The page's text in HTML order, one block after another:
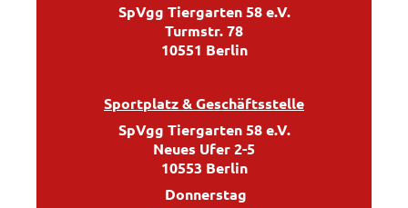
SpVgg Tiergarten 58 e.V.
Turmstr. 78
10551 Berlin
Sportplatz & Geschäftsstelle
SpVgg Tiergarten 58 e.V.
Neues Ufer 2-5
10553 Berlin
Donnerstag